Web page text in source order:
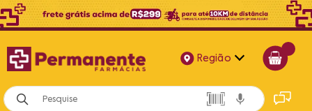
Região
Alagoas